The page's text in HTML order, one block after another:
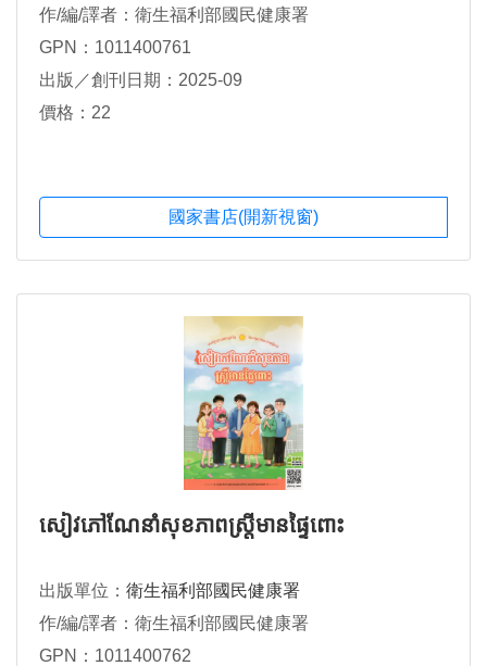
作/編/譯者：衛生福利部國民健康署
GPN：1011400761
出版／創刊日期：2025-09
價格：22
國家書店(開新視窗)
សៀវភៅណែនាំសុខភាពស្ត្រីមានផ្ទៃពោះ
出版單位： 衛生福利部國民健康署
作/編/譯者：衛生福利部國民健康署
GPN：1011400762